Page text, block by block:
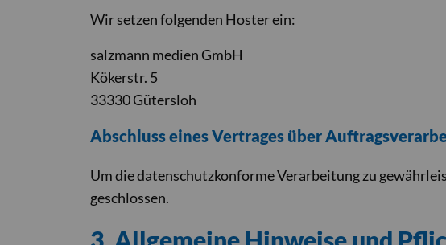
Wir setzen folgenden Hoster ein:
salzmann medien GmbH
Kökerstr. 5
33330 Gütersloh
Abschluss eines Vertrages über
Um die datenschutzkonforme Verarbeitung zu
geschlossen.